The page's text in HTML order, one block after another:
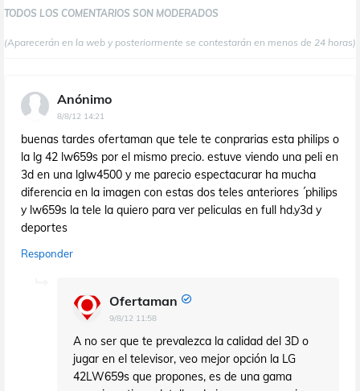
TODOS LOS COMENTARIOS SON MODERADOS
(Aparecerán en la web y posteriormente se contestarán en menos de 24 horas)
Anónimo
8/8/12 14:21
buenas tardes ofertaman que tele te conprarias esta philips o
la lg 42 lw659s por el mismo precio. estuve viendo una peli en
3d en una lglw4500 y me parecio espectacurar ha mucha
diferencia en la imagen con estas dos teles anteriores ´philips
y lw659s la tele la quiero para ver peliculas en full hd.y3d y
deportes
Responder
Ofertaman
9/8/12 11:58
A no ser que te prevalezca la calidad del 3D o
jugar en el televisor, veo mejor opción la LG
42LW659s que propones, es de una gama